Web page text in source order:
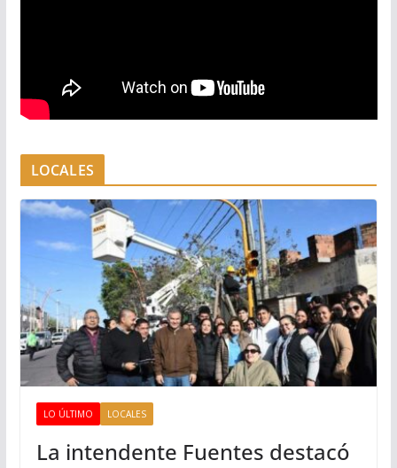
LOCALES
LO ÚLTIMO LOCALES
La intendente Fuentes destacó